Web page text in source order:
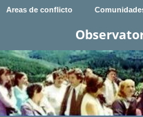
Areas de conflicto